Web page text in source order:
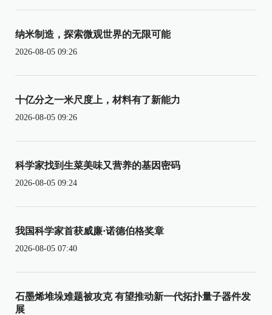
纳米制造，探索微观世界的无限可能
2026-08-05 09:26
十亿分之一米尺度上，材料有了新能力
2026-08-05 09:26
科学家找到生菜美味又营养的基因密码
2026-08-05 09:24
我国科学家首获威廉·诺德伯格奖章
2026-08-05 07:40
石墨烯堆垛难题被攻克 有望推动新一代拓扑量子器件发
展